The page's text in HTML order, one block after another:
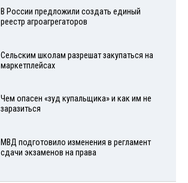
В России предложили создать единый
реестр агроагрегаторов
Сельским школам разрешат закупаться на
маркетплейсах
Чем опасен «зуд купальщика» и как им не
заразиться
МВД подготовило изменения в регламент
сдачи экзаменов на права